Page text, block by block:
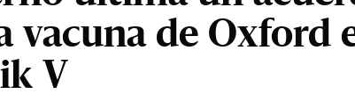
vacuna de Oxford
V